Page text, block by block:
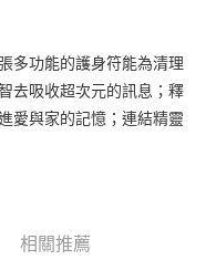
多功能的護身符能為清理
去吸收超次元的訊息；釋
愛與家的記憶；連結精靈
相關推薦